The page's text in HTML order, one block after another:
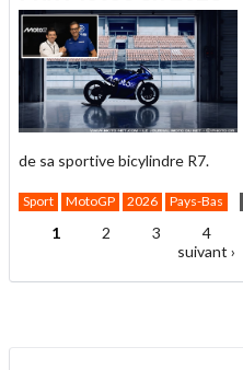
de sa sportive bicylindre R7.
Sport MotoGP 2026 Pays-Bas
Pages
1 2 3 4
suivant ›